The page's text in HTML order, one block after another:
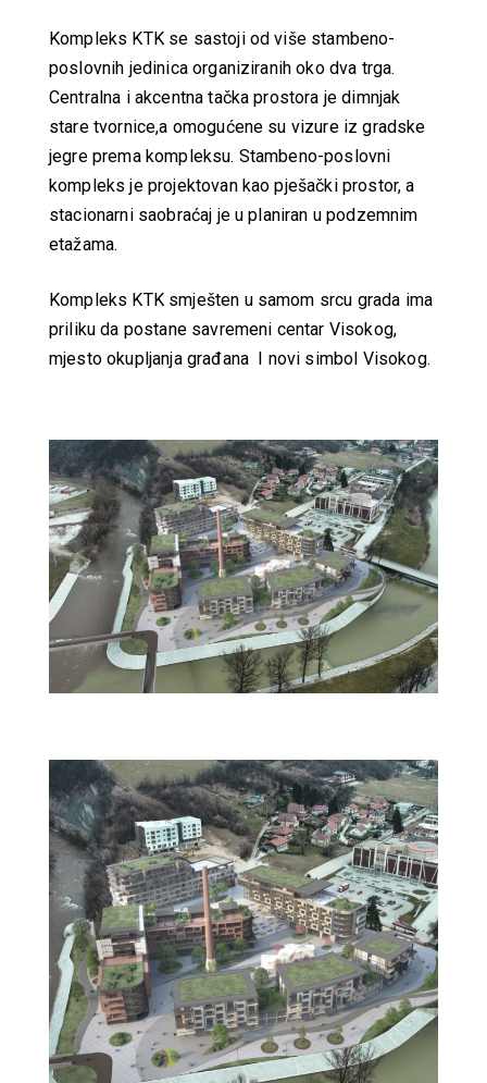
Kompleks KTK se sastoji od više stambeno-
poslovnih jedinica organiziranih oko dva trga.
Centralna i akcentna tačka prostora je dimnjak
stare tvornice,a omogućene su vizure iz gradske
jegre prema kompleksu. Stambeno-poslovni
kompleks je projektovan kao pješački prostor, a
stacionarni saobraćaj je u planiran u podzemnim
etažama.
Kompleks KTK smješten u samom srcu grada ima
priliku da postane savremeni centar Visokog,
mjesto okupljanja građana I novi simbol Visokog.